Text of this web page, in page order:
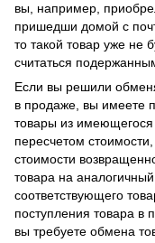
вы, например,
пришедши домой с
то такой товар уже не
считаться
Если вы решили
в продаже, вы имеете
товары из имеющегося
пересчетом
стоимости
товара на
соответствующего
поступления товара в
вы требуете обмена